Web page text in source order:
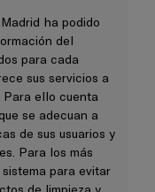
ha podido
del
para cada
sus servicios a
Para ello cuenta
se adecuan a
de sus usuarios y
Para los más
para evitar
de limpieza y